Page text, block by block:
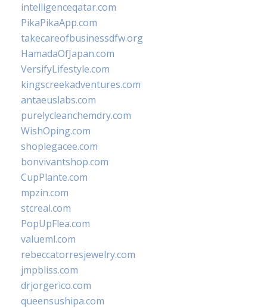
intelligenceqatar.com
PikaPikaApp.com
takecareofbusinessdfw.org
HamadaOfJapan.com
VersifyLifestyle.com
kingscreekadventures.com
antaeuslabs.com
purelycleanchemdry.com
WishOping.com
shoplegacee.com
bonvivantshop.com
CupPlante.com
mpzin.com
stcreal.com
PopUpFlea.com
valueml.com
rebeccatorresjewelry.com
jmpbliss.com
drjorgerico.com
queensushipa.com